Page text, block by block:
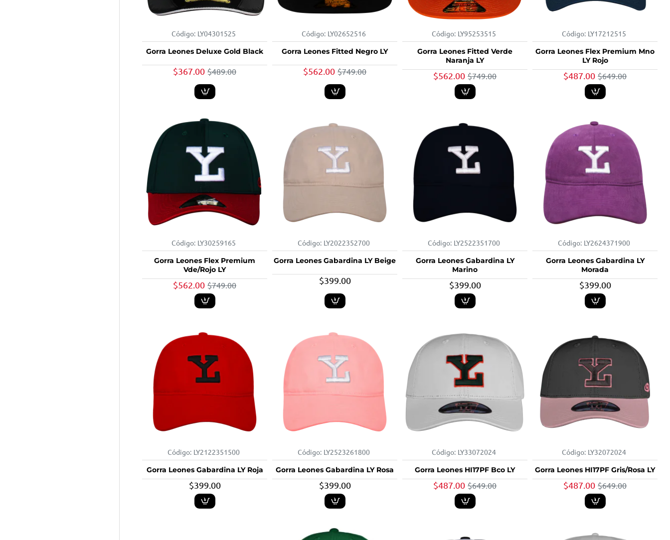
Código: LY04301525
Gorra Leones Deluxe Gold Black
$367.00 $489.00
Código: LY02652516
Gorra Leones Fitted Negro LY
$562.00 $749.00
Código: LY95253515
Gorra Leones Fitted Verde
Naranja LY
$562.00 $749.00
Código: LY17212515
Gorra Leones Flex Premium Mno
LY Rojo
$487.00 $649.00
Código: LY30259165
Gorra Leones Flex Premium
Vde/Rojo LY
$562.00 $749.00
Código: LY2022352700
Gorra Leones Gabardina LY Beige
$399.00
Código: LY2522351700
Gorra Leones Gabardina LY
Marino
$399.00
Código: LY2624371900
Gorra Leones Gabardina LY
Morada
$399.00
Código: LY2122351500
Gorra Leones Gabardina LY Roja
$399.00
Código: LY2523261800
Gorra Leones Gabardina LY Rosa
$399.00
Código: LY33072024
Gorra Leones HI17PF Bco LY
$487.00 $649.00
Código: LY32072024
Gorra Leones HI17PF Gris/Rosa LY
$487.00 $649.00